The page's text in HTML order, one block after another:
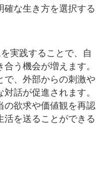
確な生き方を選択する
実践することで、自
う機会が増えます。
で、外部からの刺激や
話が促進されます。
の欲求や価値観を再認
活を送ることができる